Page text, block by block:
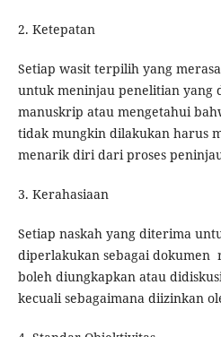
2. Ketepatan
Setiap wasit terpilih yang
untuk meninjau penelitian yang
manuskrip atau mengetahui
tidak mungkin dilakukan harus
menarik diri dari proses
3. Kerahasiaan
Setiap naskah yang diterima
diperlakukan sebagai dokumen
boleh diungkapkan atau
kecuali sebagaimana diizinkan